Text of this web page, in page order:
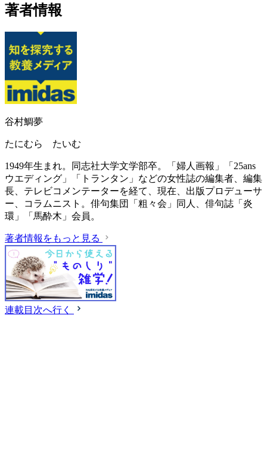
著者情報
谷村鯛夢
たにむら たいむ
1949年生まれ。同志社大学文学部卒。「婦人画報」「25ans
ウエディング」「トランタン」などの女性誌の編集者、編集
長、テレビコメンテーターを経て、現在、出版プロデューサ
ー、コラムニスト。俳句集団「粗々会」同人、俳句誌「炎
環」「馬酔木」会員。
著者情報をもっと見る
連載目次へ行く